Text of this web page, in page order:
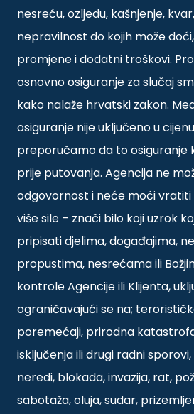
nesreću, ozljedu, kašnjenje,
nepravilnost do kojih može
promjene i dodatni troškovi.
osnovno osiguranje za slučaj
kako nalaže hrvatski zakon.
osiguranje nije uključeno u
preporučamo da to osiguranje
prije putovanja. Agencija ne
odgovornost i neće moći vratiti
više sile – znači bilo koji uzrok
pripisati djelima, događajima,
propustima, nesrećama ili
kontrole Agencije ili Klijenta,
ograničavajući se na;
poremećaji, prirodna
isključenja ili drugi radni
neredi, blokada, invazija, rat,
sabotaža, oluja, sudar,